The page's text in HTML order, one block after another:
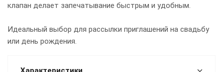
клапан делает запечатывание быстрым и удобным.
Идеальный выбор для рассылки приглашений на свадьбу
или день рождения.